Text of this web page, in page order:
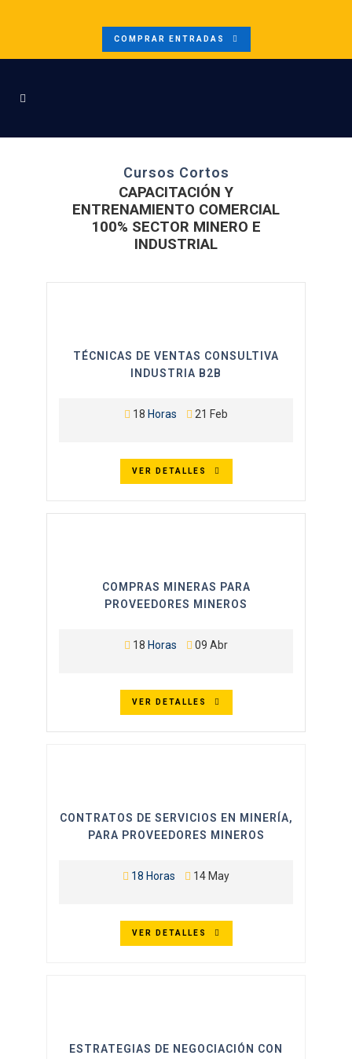
COMPRAR ENTRADAS
Cursos Cortos
CAPACITACIÓN Y
ENTRENAMIENTO COMERCIAL
100% SECTOR MINERO E
INDUSTRIAL
TÉCNICAS DE VENTAS CONSULTIVA
INDUSTRIA B2B
18 Horas 21 Feb
VER DETALLES
COMPRAS MINERAS PARA
PROVEEDORES MINEROS
18 Horas 09 Abr
VER DETALLES
CONTRATOS DE SERVICIOS EN MINERÍA,
PARA PROVEEDORES MINEROS
18 Horas 14 May
VER DETALLES
ESTRATEGIAS DE NEGOCIACIÓN CON